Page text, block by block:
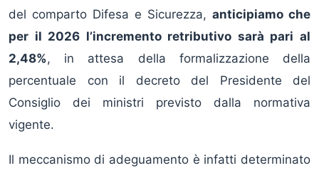
del comparto Difesa e Sicurezza, anticipiamo che
per il 2026 l’incremento retributivo sarà pari al
2,48%, in attesa della formalizzazione della
percentuale con il decreto del Presidente del
Consiglio dei ministri previsto dalla normativa
vigente.
Il meccanismo di adeguamento è infatti determinato